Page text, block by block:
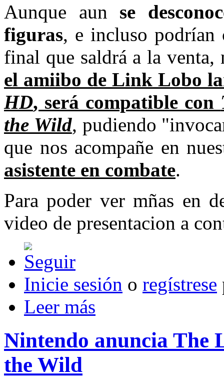
Aunque aun se
figuras, e incluso podrían
final que saldrá a la
el amiibo de Link Lobo
HD, será compatible con
the Wild, pudiendo
que nos acompañe en
asistente en combate.
Para poder ver mñas en
video de presentacion a
Inicie sesión o regístrese
Leer más
Nintendo anuncia The
the Wild